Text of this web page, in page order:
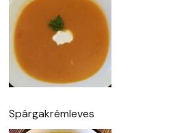
Spárgakrémleves